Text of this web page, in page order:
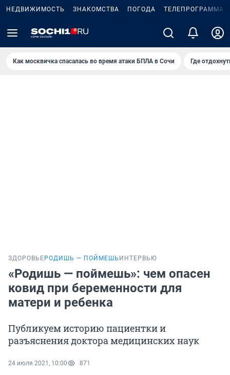
НЕДВИЖИМОСТЬ ЗНАКОМСТВА ПОГОДА ТЕЛЕПРОГРАММА
Как москвичка спасалась во время атаки БПЛА в Сочи Где
ЗДОРОВЬЕ РОДИШЬ — ПОЙМЕШЬ ИНТЕРВЬЮ
«Родишь — поймешь»: чем опасен
ковид при беременности для
матери и ребенка
Публикуем историю пациентки и
разъяснения доктора медицинских наук
24 июля 2021, 10:00 871